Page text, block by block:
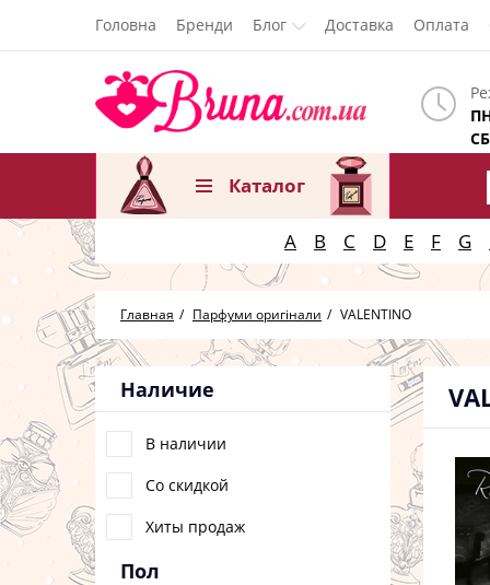
Головна Бренди Блог Доставка Оплата
Каталог
A B C D E F G
Главная Парфуми оригінали VALENTINO
Наличие
В наличии
Со скидкой
Хиты продаж
Пол